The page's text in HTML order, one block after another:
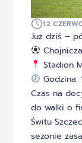
12
Już dziś –
Stadion
Godzina:
Czas na
do walki o
Świtu
sezonie